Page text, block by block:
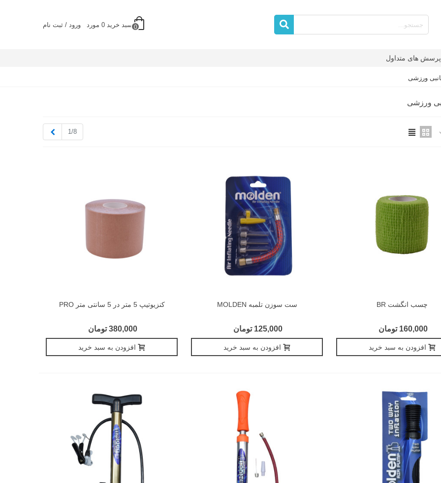
0 سبد خرید 0 مورد ورود / ثبت نام
پرسش های متداول
ورزشی
ورزشی
1/8
چسب انگشت BR
160,000 تومان
افزودن به سبد خرید
ست سوزن تلمبه MOLDEN
125,000 تومان
افزودن به سبد خرید
کنزيوتيپ 5 متر در 5 سانتی متر PRO
380,000 تومان
افزودن به سبد خرید